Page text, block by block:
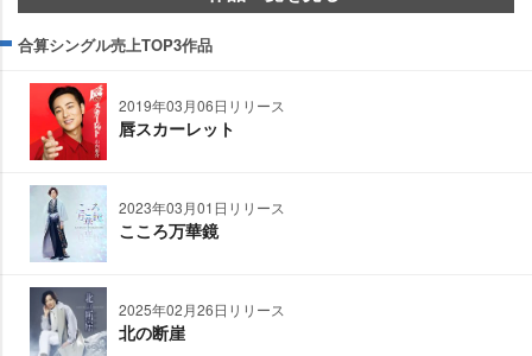
合算シングル売上TOP3作品
2019年03月06日リリース
唇スカーレット
2023年03月01日リリース
こころ万華鏡
2025年02月26日リリース
北の断崖